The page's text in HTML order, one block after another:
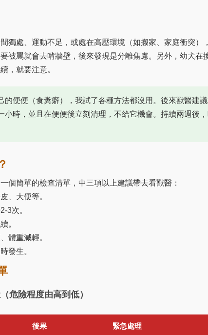
獨處、運動不足，或處在高壓環境（如搬家、家庭衝突）
被罵就會去啃牆壁，後來發現是分離焦慮。另外，幼犬在
，就要注意。
的便便（食糞癖），我試了各種方法都沒用。後來獸醫建
小時，並且在便便後立刻清理，不給它機會。持續兩週後
個簡單的檢查清單，中三項以上建議帶去看獸醫：
、大便等。
3次。
。
體重減輕。
發生。
危險程度由高到低）
後果 緊急處理